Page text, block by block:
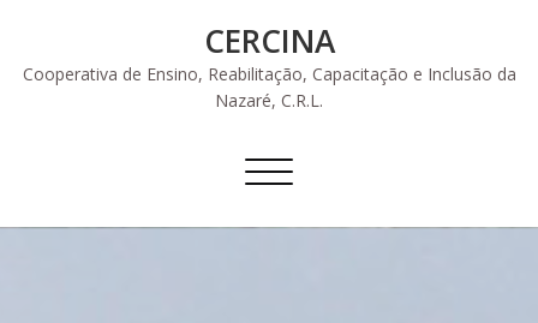
CERCINA
Cooperativa de Ensino, Reabilitação, Capacitação e Inclusão da
Nazaré, C.R.L.
Alternar
navegação